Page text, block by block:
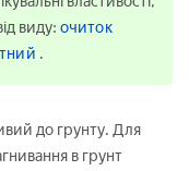
виду: очиток
.
до грунту. Для
в грунт